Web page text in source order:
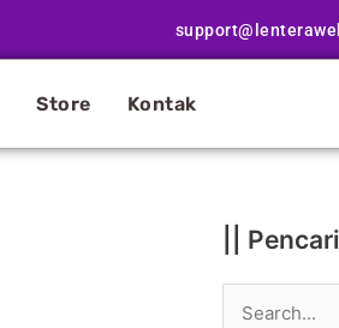
Store Kontak
||
|
t
g